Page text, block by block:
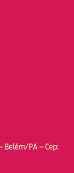
Belém/PA – Cep: